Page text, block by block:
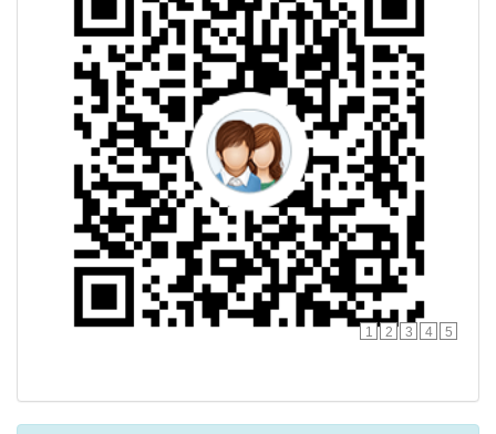
1 2 3 4 5